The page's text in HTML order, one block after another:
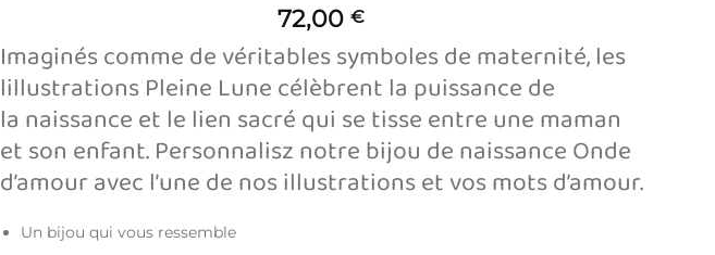
(1 avis)
72,00 €
Imaginés comme de véritables symboles de maternité, les
lillustrations Pleine Lune célèbrent la puissance de
la naissance et le lien sacré qui se tisse entre une maman
et son enfant. Personnalisz notre bijou de naissance Onde
d’amour avec l’une de nos illustrations et vos mots d’amour.
Un bijou qui vous ressemble